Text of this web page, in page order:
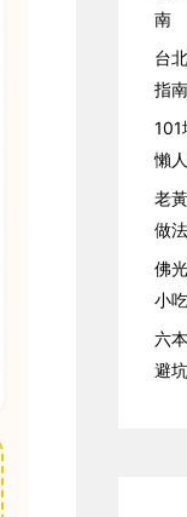
南
台
指南
101
懶
老
做
佛
小
六
避